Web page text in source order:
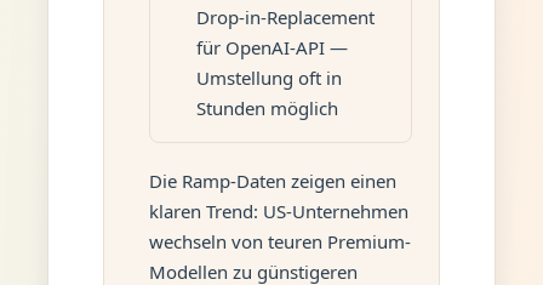
Drop-in-Replacement
für OpenAI-API —
Umstellung oft in
Stunden möglich
Die Ramp-Daten zeigen einen
klaren Trend: US-Unternehmen
wechseln von teuren Premium-
Modellen zu günstigeren